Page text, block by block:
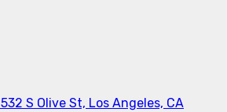
532 S Olive St, Los Angeles, CA